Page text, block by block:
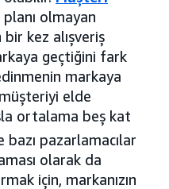
olmayan
kez alışveriş
geçtiğini fark
markaya
elde
ortalama beş kat
bazı pazarlamacılar
olarak da
için, markanızın